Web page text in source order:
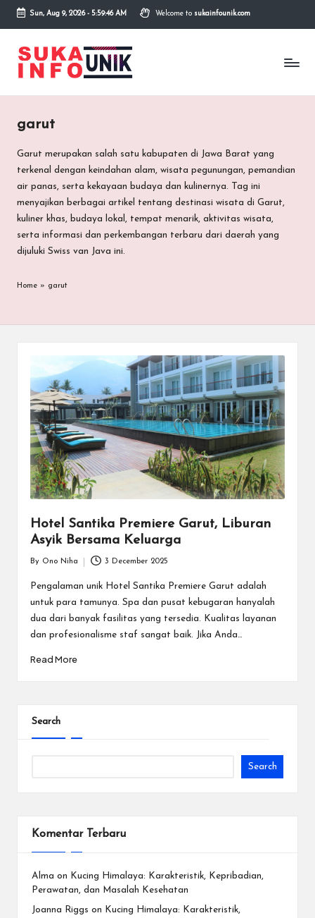
Skip
content
Sun, Aug 9, 2026- 5:59:46 AM Welcome to sukainfounik.com
S
u
a
I
n
f
o
U
n
k
Info
Unik,
garut
Garut merupakan salah satu kabupaten di Jawa Barat yang
terkenal dengan keindahan alam, wisata pegunungan, pemandian
air panas, serta kekayaan budaya dan kulinernya. Tag ini
menyajikan berbagai artikel tentang destinasi wisata di Garut,
kuliner khas, budaya lokal, tempat menarik, aktivitas wisata,
serta informasi dan perkembangan terbaru dari daerah yang
dijuluki Swiss van Java ini.
Home » garut
Hotel Santika Premiere Garut, Liburan
Asyik Bersama Keluarga
by
By Ono Niha 3 December 2025
Pengalaman unik Hotel Santika Premiere Garut adalah
untuk para tamunya. Spa dan pusat kebugaran hanyalah
dua dari banyak fasilitas yang tersedia. Kualitas layanan
dan profesionalisme staf sangat baik. Jika Anda…
Read More
Search
Search
Komentar Terbaru
Alma on
Kucing Himalaya: Karakteristik, Kepribadian,
Perawatan, dan Masalah Kesehatan
Joanna Riggs on
Kucing Himalaya: Karakteristik,